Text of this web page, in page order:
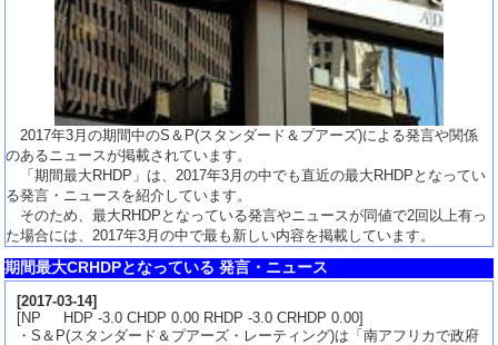
2017年3月の期間中のS＆P(スタンダード＆プアーズ)による発言や関係
のあるニュースが掲載されています。
「期間最大RHDP」は、2017年3月の中でも直近の最大RHDPとなってい
る発言・ニュースを紹介しています。
そのため、最大RHDPとなっている発言やニュースが同値で2回以上有っ
た場合には、2017年3月の中で最も新しい内容を掲載しています。
期間最大CRHDPとなっている 発言・ニュース
[2017-03-14]
[NP HDP -3.0 CHDP 0.00 RHDP -3.0 CRHDP 0.00]
・S＆P(スタンダード＆プアーズ・レーティング)は「南アフリカで政府